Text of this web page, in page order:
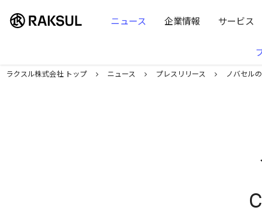
ラクスル株式会社 | ラクスル株式会社
ニュース 企業情報 サービス
ラクスル株式会社 トップ ニュース プレスリリース ノバセル